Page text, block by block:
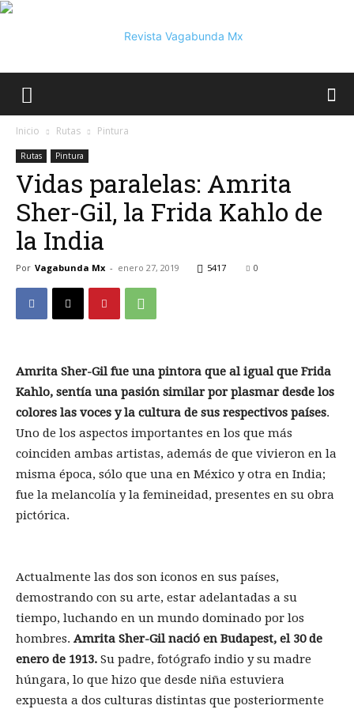
Mx
Inicio Rutas Pintura
Rutas Pintura
Vidas paralelas: Amrita
Sher-Gil, la Frida Kahlo de
la India
Por Vagabunda Mx - enero 27, 2019 5417 0
Amrita Sher-Gil fue una pintora que al igual que Frida
Kahlo, sentía una pasión similar por plasmar desde los
colores las voces y la cultura de sus respectivos países.
Uno de los aspectos importantes en los que más
coinciden ambas artistas, además de que vivieron en la
misma época, sólo que una en México y otra en India;
fue la melancolía y la femineidad, presentes en su obra
pictórica.
Actualmente las dos son iconos en sus países,
demostrando con su arte, estar adelantadas a su
tiempo, luchando en un mundo dominado por los
hombres. Amrita Sher-Gil nació en Budapest, el 30 de
enero de 1913. Su padre, fotógrafo indio y su madre
húngara, lo que hizo que desde niña estuviera
expuesta a dos culturas distintas que posteriormente